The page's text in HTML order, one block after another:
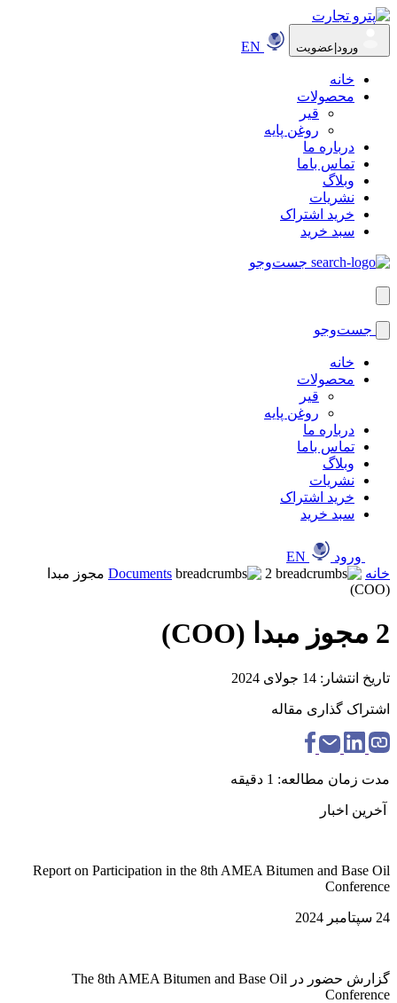
ورود|عضویت
خانه
محصولات
قیر
روغن پایه
درباره ما
تماس باما
وبلاگ
نشریات
خرید اشتراک
سبد خرید
جست‌وجو
جست‌وجو
خانه
محصولات
قیر
روغن پایه
درباره ما
تماس باما
وبلاگ
نشریات
خرید اشتراک
سبد خرید
ورود
خانه
Documents 2 مجوز مبدا
(COO)
2 مجوز مبدا (COO)
تاریخ انتشار: 14 جولای 2024
اشتراک گذاری مقاله
مدت زمان مطالعه: 1 دقیقه
آخرین اخبار
Report on Participation in the 8th AMEA Bitumen and Base Oil
Conference
24 سپتامبر 2024
گزارش حضور در The 8th AMEA Bitumen and Base Oil
Conference